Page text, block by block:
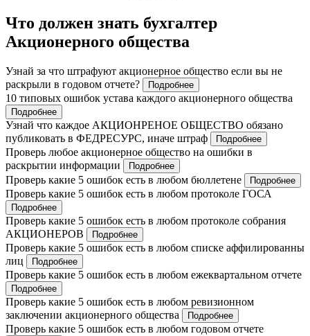
Что должен знать бухгалтер
Акционерного общества
Узнай за что штрафуют акционерное общество если вы не
раскрыли в годовом отчете?
Подробнее
10 типовых ошибок устава каждого акционерного общества
Подробнее
Узнай что каждое АКЦИОНРЕНОЕ ОБЩЕСТВО обязано
публиковать в ФЕДРЕСУРС, иначе штраф
Подробнее
Проверь любое акционерное общество на ошибки в
раскрытии информации
Подробнее
Проверь какие 5 ошибок есть в любом бюллетене Подробнее
Проверь какие 5 ошибок есть в любом протоколе ГОСА
Подробнее
Проверь какие 5 ошибок есть в любом протоколе собрания
АКЦИОНЕРОВ
Подробнее
Проверь какие 5 ошибок есть в любом списке аффилированны
лиц
Подробнее
Проверь какие 5 ошибок есть в любом ежеквартальном отчете
Подробнее
Проверь какие 5 ошибок есть в любом ревизионном
заключении акционерного общества
Подробнее
Проверь какие 5 ошибок есть в любом годовом отчете